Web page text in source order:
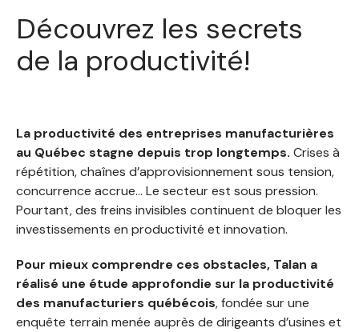
Découvrez les secrets
de la productivité!
La productivité des entreprises manufacturières
au Québec stagne depuis trop longtemps. Crises à
répétition, chaînes d’approvisionnement sous tension,
concurrence accrue… Le secteur est sous pression.
Pourtant, des freins invisibles continuent de bloquer les
investissements en productivité et innovation.
Pour mieux comprendre ces obstacles, Talan a
réalisé une étude approfondie sur la productivité
des manufacturiers québécois, fondée sur une
enquête terrain menée auprès de dirigeants d’usines et